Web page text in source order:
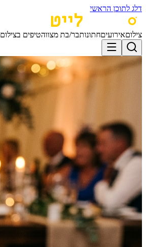
דלג לתוכן הראשי
צילוםאירועיםחתונותבר/בת מצווהטיפים בצילום